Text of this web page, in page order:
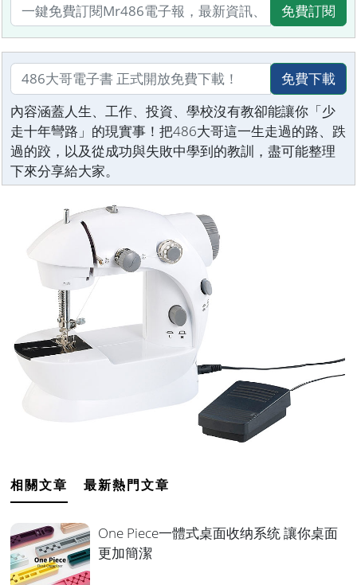
免費訂閱
免費下載
內容涵蓋人生、工作、投資、學校沒有教卻能讓你「少
走十年彎路」的現實事！把486大哥這一生走過的路、跌
過的跤，以及從成功與失敗中學到的教訓，盡可能整理
下來分享給大家。
相關文章 最新熱門文章
One Piece一體式桌面收纳系统 讓你桌面
更加簡潔